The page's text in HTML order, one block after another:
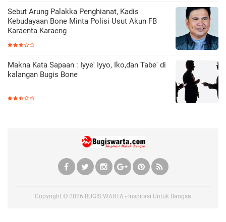
Sebut Arung Palakka Penghianat, Kadis
Kebudayaan Bone Minta Polisi Usut Akun FB
Karaenta Karaeng
Makna Kata Sapaan : Iyye' Iyyo, Iko,dan Tabe' di
kalangan Bugis Bone
Copyright © 2026 BUGIS WARTA - Inspirasi Untuk Bangsa